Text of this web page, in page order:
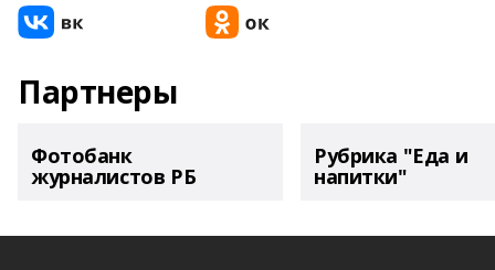
Партнеры
Фотобанк
журналистов РБ
Рубрика "Еда и
напитки"